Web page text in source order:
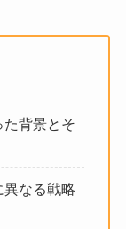
た背景とそ
異なる戦略